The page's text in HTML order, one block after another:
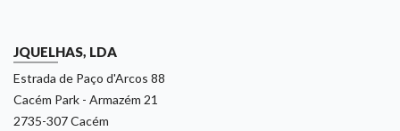
JQUELHAS, LDA
Estrada de Paço d'Arcos 88
Cacém Park - Armazém 21
2735-307 Cacém